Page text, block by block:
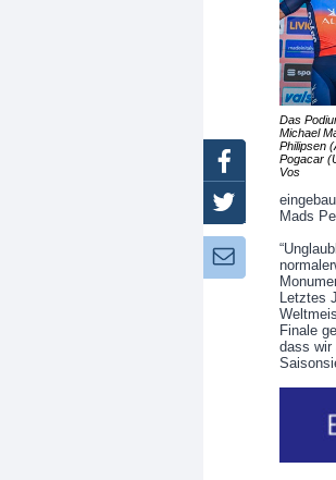
Das
Michael
Philipsen
Pogacar
Vos
Mads
Letztes
Finale
dass wir
Twitter